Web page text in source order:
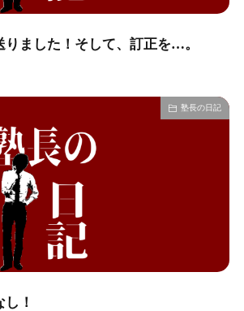
りました！そして、訂正を…。
塾長の日記
！